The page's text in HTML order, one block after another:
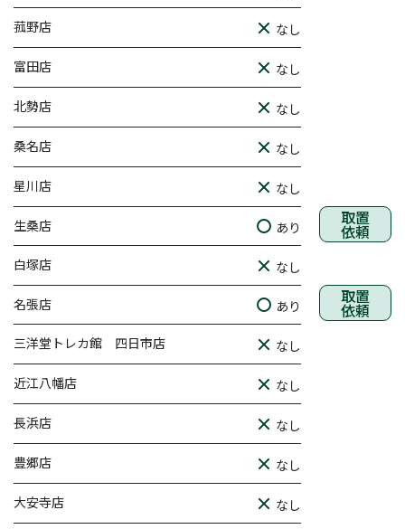
菰野店 なし
富田店 なし
北勢店 なし
桑名店 なし
星川店 なし
生桑店 あり 取置
依頼
白塚店 なし
名張店 あり 取置
依頼
三洋堂トレカ館 四日市店 なし
近江八幡店 なし
長浜店 なし
豊郷店 なし
大安寺店 なし